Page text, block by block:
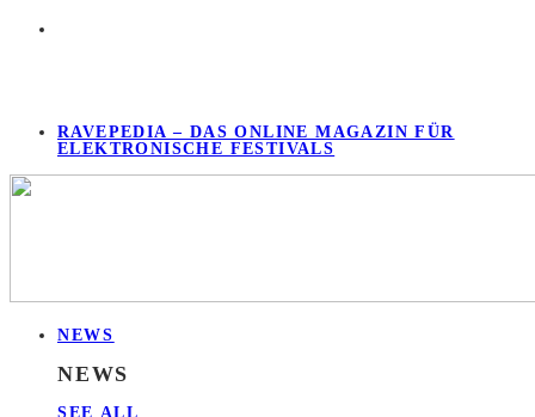
RAVEPEDIA – DAS ONLINE MAGAZIN FÜR
ELEKTRONISCHE FESTIVALS
NEWS
NEWS
SEE ALL